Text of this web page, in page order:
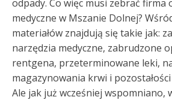
odpady. Co więc musi zebrać firma
medyczne w Mszanie Dolnej?
materiałów znajdują się takie jak:
narzędzia medyczne, zabrudzone
rentgena, przeterminowane leki,
magazynowania krwi i
Ale jak już wcześniej wspomniano,